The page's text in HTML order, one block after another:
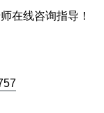
在线咨询指导！